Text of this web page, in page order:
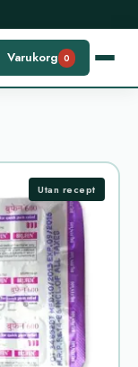
Varukorg 0
Utan recept